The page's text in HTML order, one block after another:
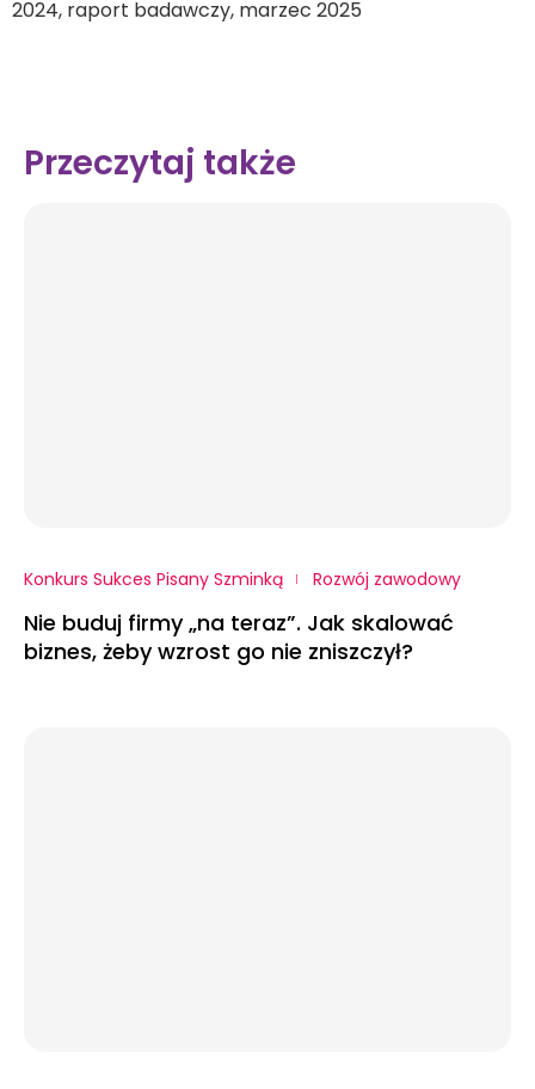
2024, raport badawczy, marzec 2025
Przeczytaj także
Konkurs Sukces Pisany Szminką Rozwój zawodowy
Nie buduj firmy „na teraz”. Jak skalować
biznes, żeby wzrost go nie zniszczył?